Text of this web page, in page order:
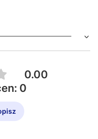
0.00
0